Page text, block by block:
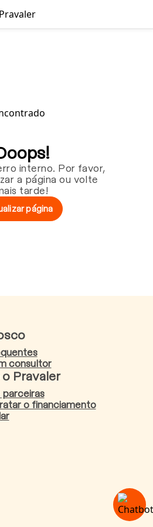
interno. Por favor,
a página ou volte
tarde!
página
consultor
Pravaler
parceiras
o financiamento